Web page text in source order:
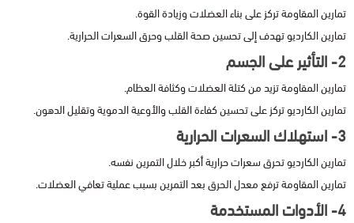
تمارين المقاومة تركز على بناء العضلات وزيادة القوة.
تمارين الكارديو تهدف إلى تحسين صحة القلب وحرق السعرات الحرارية.
2- التأثير على الجسم
تمارين المقاومة تزيد من كتلة العضلات وكثافة العظام.
تمارين الكارديو تركز على تحسين كفاءة القلب والأوعية الدموية وتقليل الدهون.
3- استهلاك السعرات الحرارية
تمارين الكارديو تحرق سعرات حرارية أكبر خلال التمرين نفسه.
تمارين المقاومة ترفع معدل الحرق بعد التمرين بسبب عملية تعافي العضلات.
4- الأدوات المستخدمة